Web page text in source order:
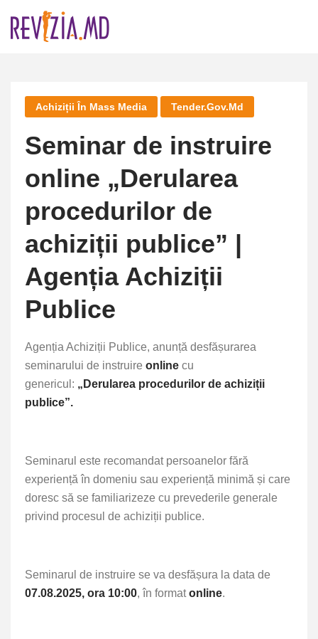
Achiziții În Mass Media Tender.gov.md
Seminar de instruire
online „Derularea
procedurilor de
achiziții publice” |
Agenția Achiziții
Publice
Agenția Achiziții Publice, anunță desfășurarea
seminarului de instruire online cu
genericul: „ Derularea procedurilor de achiziții
publice”.
Seminarul este recomandat persoanelor fără
experiență în domeniu sau experiență minimă și care
doresc să se familiarizeze cu prevederile generale
privind procesul de achiziții publice.
Seminarul de instruire se va desfășura la data de
07.08.2025, ora 10:00, în formatonline.